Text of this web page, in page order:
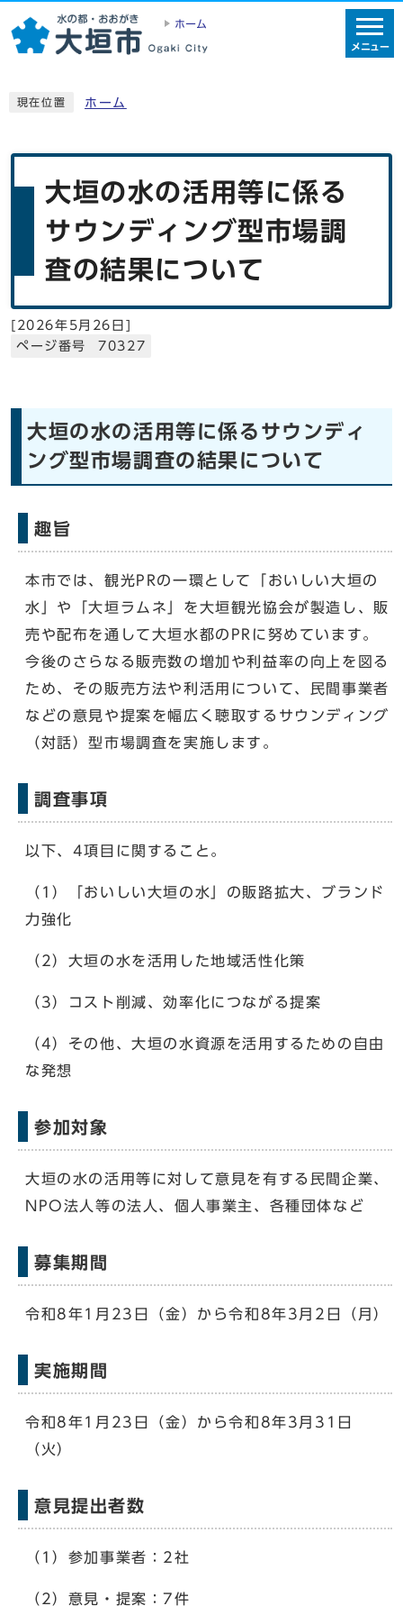
ホーム
メニュー
現在位置 ホーム
大垣の水の活用等に係る
サウンディング型市場調
査の結果について
[ 2026年5月26日 ]
ページ番号 70327
大垣の水の活用等に係るサウンディ
ング型市場調査の結果について
趣旨
本市では、観光PRの一環として「おいしい大垣の
水」や「大垣ラムネ」を大垣観光協会が製造し、販
売や配布を通して大垣水都のPRに努めています。
今後のさらなる販売数の増加や利益率の向上を図る
ため、その販売方法や利活用について、民間事業者
などの意見や提案を幅広く聴取するサウンディング
（対話）型市場調査を実施します。
調査事項
以下、4項目に関すること。
（1）「おいしい大垣の水」の販路拡大、ブランド
力強化
（2）大垣の水を活用した地域活性化策
（3）コスト削減、効率化につながる提案
（4）その他、大垣の水資源を活用するための自由
な発想
参加対象
大垣の水の活用等に対して意見を有する民間企業、
NPO法人等の法人、個人事業主、各種団体など
募集期間
令和8年1月23日（金）から令和8年3月2日（月）
実施期間
令和8年1月23日（金）から令和8年3月31日
（火）
意見提出者数
（1）参加事業者：2社
（2）意見・提案：7件